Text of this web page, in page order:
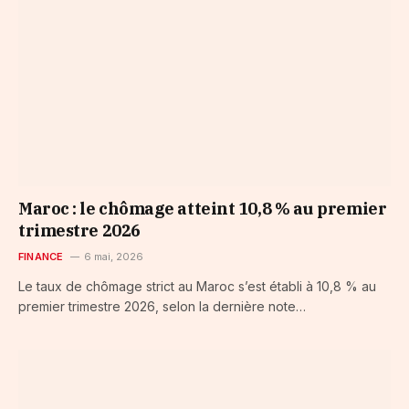
Maroc : le chômage atteint 10,8 % au premier
trimestre 2026
FINANCE 6 mai, 2026
Le taux de chômage strict au Maroc s’est établi à 10,8 % au
premier trimestre 2026, selon la dernière note…